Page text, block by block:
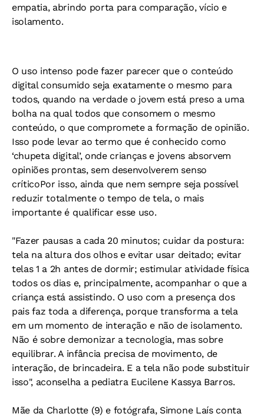
empatia, abrindo porta para comparação, vício e
isolamento.
O uso intenso pode fazer parecer que o conteúdo
digital consumido seja exatamente o mesmo para
todos, quando na verdade o jovem está preso a uma
bolha na qual todos que consomem o mesmo
conteúdo, o que compromete a formação de opinião.
Isso pode levar ao termo que é conhecido como
‘chupeta digital’, onde crianças e jovens absorvem
opiniões prontas, sem desenvolverem senso
críticoPor isso, ainda que nem sempre seja possível
reduzir totalmente o tempo de tela, o mais
importante é qualificar esse uso.
"Fazer pausas a cada 20 minutos; cuidar da postura:
tela na altura dos olhos e evitar usar deitado; evitar
telas 1 a 2h antes de dormir; estimular atividade física
todos os dias e, principalmente, acompanhar o que a
criança está assistindo. O uso com a presença dos
pais faz toda a diferença, porque transforma a tela
em um momento de interação e não de isolamento.
Não é sobre demonizar a tecnologia, mas sobre
equilibrar. A infância precisa de movimento, de
interação, de brincadeira. E a tela não pode substituir
isso", aconselha a pediatra Eucilene Kassya Barros.
Mãe da Charlotte (9) e fotógrafa, Simone Laís conta